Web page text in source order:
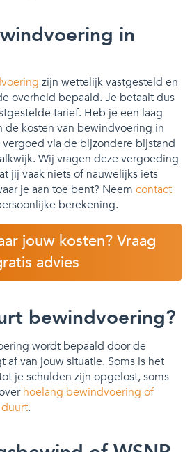
in
zijn wettelijk vastgesteld en
overheid bepaald. Je betaalt dus
tarief. Heb je een laag
de kosten van bewindvoering in
via de bijzondere bijstand
Wij vragen deze vergoeding
jij vaak niets of nauwelijks iets
je aan toe bent? Neem contact
berekening.
jouw kosten? Vraag
advies
bewindvoering?
wordt bepaald door de
af van jouw situatie. Soms is het
je schulden zijn opgelost, soms
hoelang bewindvoering of
.